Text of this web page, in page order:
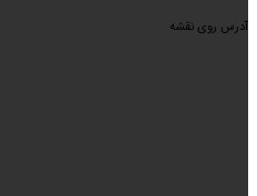
آدرس روی نقشه